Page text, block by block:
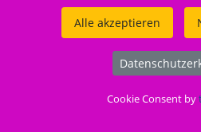
der Schweiz entwickelt und
Fertigungsstandorten in die
Produktion und Fertigung
aus Lehre und Forschung. Qualität,
attraktiven Preisen. Eine echte
Alle akzeptieren
Cookie Consent by